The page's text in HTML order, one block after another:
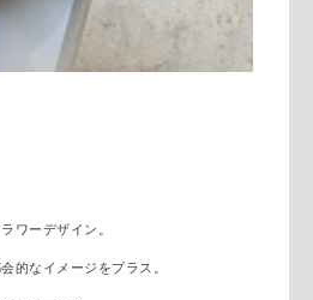
ワーデザイン。
的なイメージをプラス。